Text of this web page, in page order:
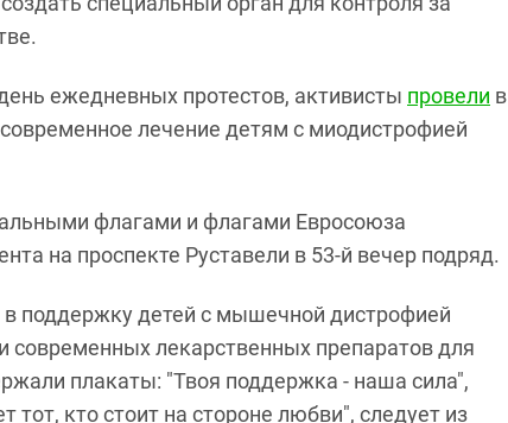
ежедневных протестов, активисты провели в
лечение детям с миодистрофией
флагами и флагами Евросоюза
на проспекте Руставели в 53-й вечер подряд.
поддержку детей с мышечной дистрофией
лекарственных препаратов для
плакаты: "Твоя поддержка - наша сила",
кто стоит на стороне любви", следует из